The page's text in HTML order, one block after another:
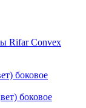
Rifar Convex
боковое
боковое